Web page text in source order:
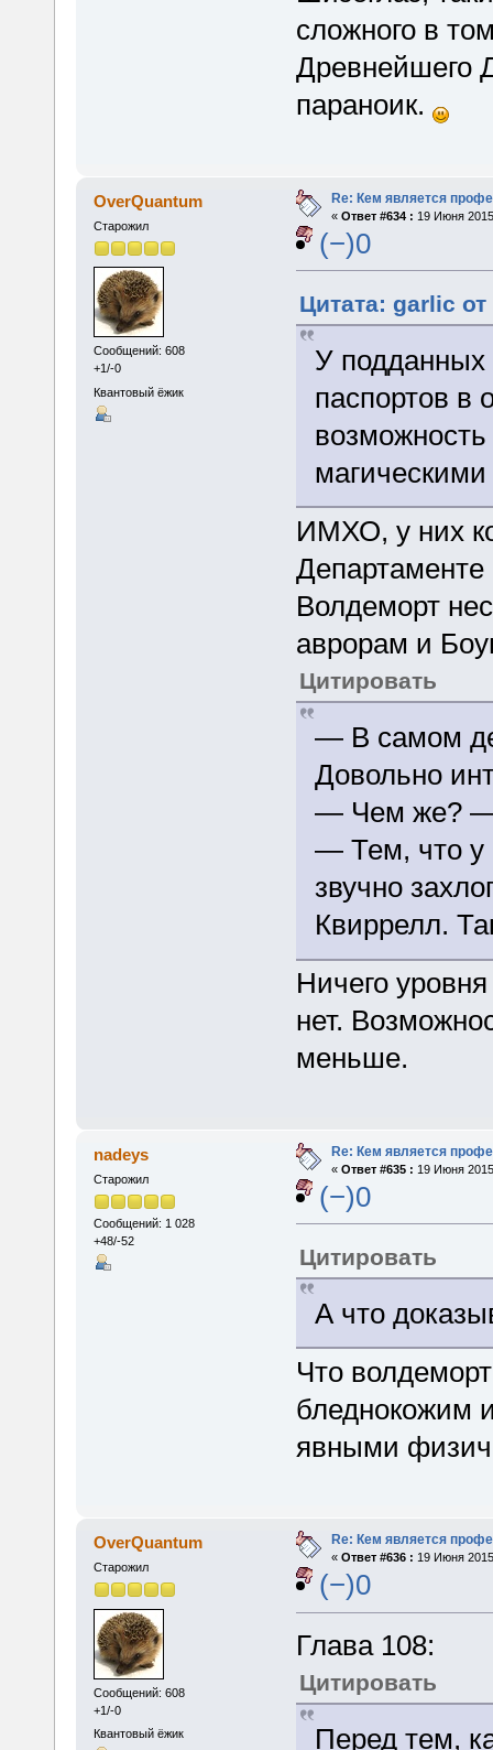
сложного в
Древнейшего
параноик.
OverQuantum
Старожил
Сообщений: 608
+1/-0
Квантовый ёжик
Re: Кем является
« Ответ #634 : 19 Июня
(−)0
Цитата: garlic
У подданных
паспортов в
ИМХО, у них
Департаменте
Волдеморт
аврорам и
Цитировать
— В самом
Довольно
— Чем же? —
— Тем, что у
звучно
Квиррелл.
Ничего
нет.
меньше.
nadeys
Старожил
Сообщений: 1 028
+48/-52
Re: Кем является
« Ответ #635 : 19 Июня
(−)0
Цитировать
А что
Что
бледнокожим
явными
OverQuantum
Старожил
Сообщений: 608
+1/-0
Квантовый ёжик
Re: Кем является
« Ответ #636 : 19 Июня
(−)0
Глава 108:
Цитировать
Перед тем,